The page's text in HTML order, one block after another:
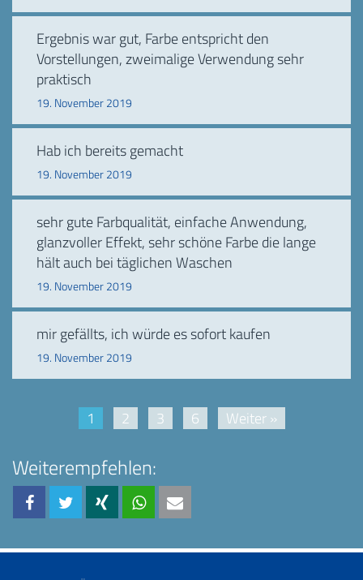
Ergebnis war gut, Farbe entspricht den
Vorstellungen, zweimalige Verwendung sehr
praktisch
19. November 2019
Hab ich bereits gemacht
19. November 2019
sehr gute Farbqualität, einfache Anwendung,
glanzvoller Effekt, sehr schöne Farbe die lange
hält auch bei täglichen Waschen
19. November 2019
mir gefällts, ich würde es sofort kaufen
19. November 2019
1 2 3 6 Weiter »
Weiterempfehlen: